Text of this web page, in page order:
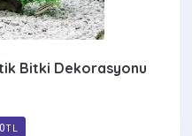
Bitki Dekorasyonu
TL